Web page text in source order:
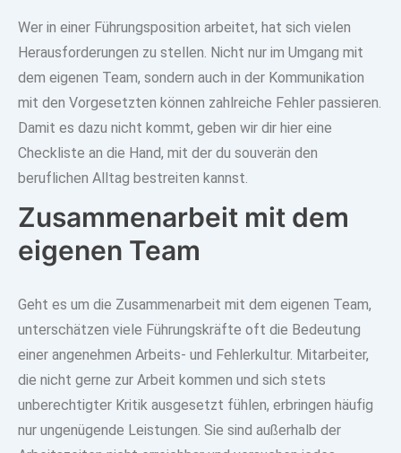
Wer in einer Führungsposition arbeitet, hat sich vielen
Herausforderungen zu stellen. Nicht nur im Umgang mit
dem eigenen Team, sondern auch in der Kommunikation
mit den Vorgesetzten können zahlreiche Fehler passieren.
Damit es dazu nicht kommt, geben wir dir hier eine
Checkliste an die Hand, mit der du souverän den
beruflichen Alltag bestreiten kannst.
Zusammenarbeit mit dem
eigenen Team
Geht es um die Zusammenarbeit mit dem eigenen Team,
unterschätzen viele Führungskräfte oft die Bedeutung
einer angenehmen Arbeits- und Fehlerkultur. Mitarbeiter,
die nicht gerne zur Arbeit kommen und sich stets
unberechtigter Kritik ausgesetzt fühlen, erbringen häufig
nur ungenügende Leistungen. Sie sind außerhalb der